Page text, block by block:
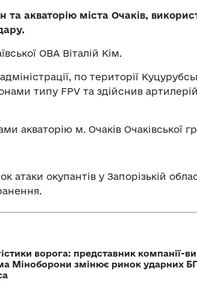
та акваторію міста Очаків,
ОВА Віталій Кім.
по території
типу FPV та здійснив
акваторію м. Очаків Очаківської
атаки окупантів у Запорізькій
ворога: представник компанії-
Міноборони змінює ринок ударних